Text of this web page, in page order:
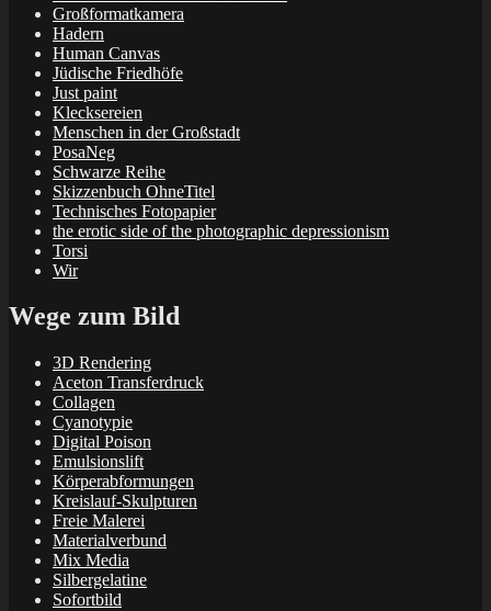
Großformatkamera
Hadern
Human Canvas
Jüdische Friedhöfe
Just paint
Klecksereien
Menschen in der Großstadt
PosaNeg
Schwarze Reihe
Skizzenbuch OhneTitel
Technisches Fotopapier
the erotic side of the photographic depressionism
Torsi
Wir
Wege zum Bild
3D Rendering
Aceton Transferdruck
Collagen
Cyanotypie
Digital Poison
Emulsionslift
Körperabformungen
Kreislauf-Skulpturen
Freie Malerei
Materialverbund
Mix Media
Silbergelatine
Sofortbild